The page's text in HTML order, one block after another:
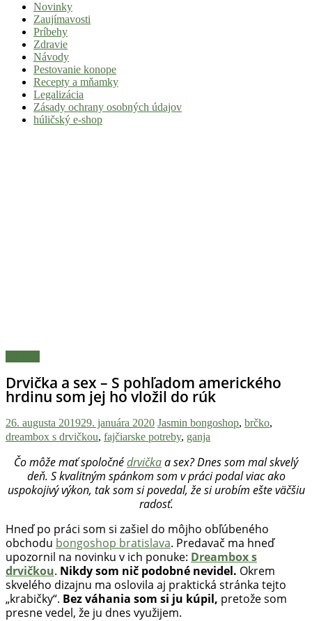
Tvoj
sprievodca
svetom
pohody
stoner
konopnej
najlepší
chill-
out,
stoner
lifestyle.
Klikni
nalaď
sa
na
pohodu.
Novinky
Zaujímavosti
Príbehy
Zdravie
Návody
Pestovanie konope
Recepty a mňamky
Legalizácia
Zásady ochrany osobných údajov
húličský e-shop
Drvička a sex – S pohľadom amerického
hrdinu som jej ho vložil do rúk
26. augusta 201929. januára 2020 Jasmin bongoshop, brčko,
dreambox s drvičkou, fajčiarske potreby, ganja
Čo môže mať spoločnédrvičkaa sex? Dnes som mal skvelý
deň. S kvalitným spánkom som v práci podal viac ako
uspokojivý výkon, tak som si povedal, že si urobím ešte väčšiu
radosť.
Hneď po práci som si zašiel do môjho obľúbeného
obchodu bongoshop bratislava. Predavač ma hneď
upozornil na novinku v ich ponuke: Dreambox s
drvičkou. Nikdy som nič podobné nevidel. Okrem
skvelého dizajnu ma oslovila aj praktická stránka tejto
„krabičky“. Bez váhania som si ju kúpil, pretože som
presne vedel, že ju dnes využijem.